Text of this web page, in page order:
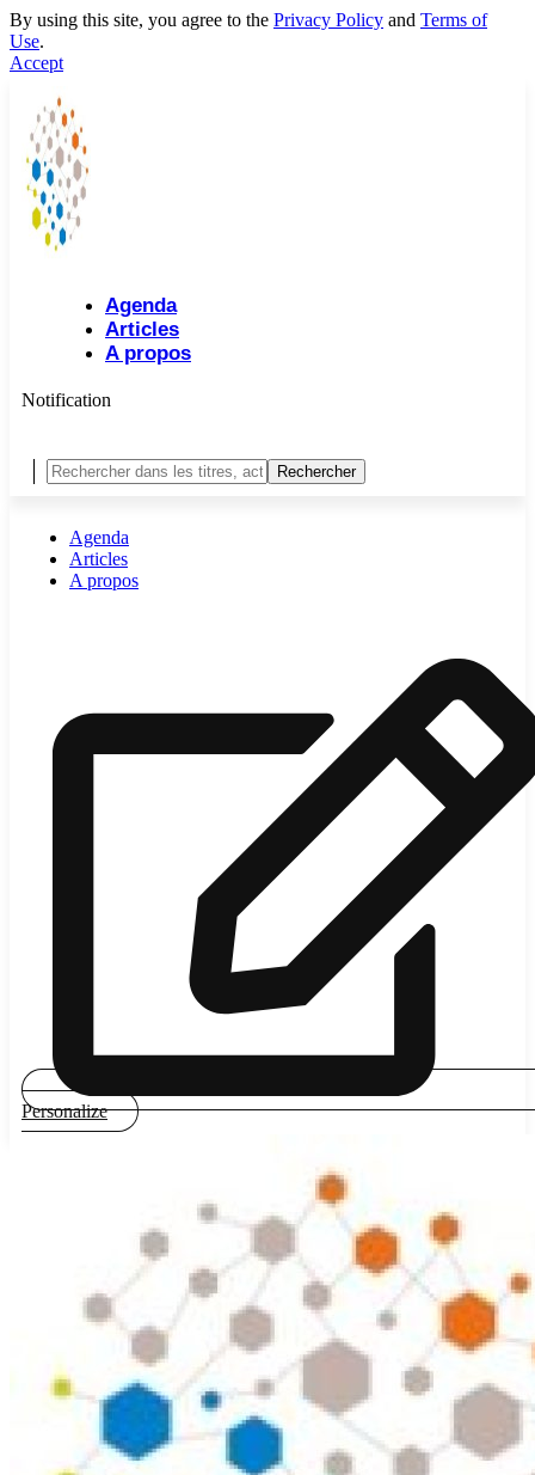
By using this site, you agree to the Privacy Policy and Terms of
Use.
Accept
Agenda
Articles
A propos
Notification
Agenda
Articles
A propos
Personalize